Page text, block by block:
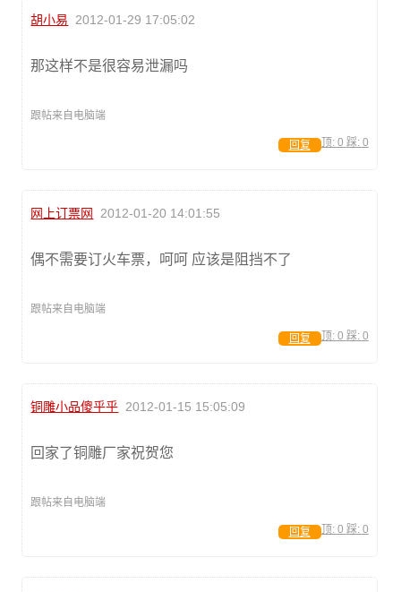
胡小易 2012-01-29 17:05:02
那这样不是很容易泄漏吗
跟帖来自电脑端
顶: 0 踩: 0
回复
网上订票网 2012-01-20 14:01:55
偶不需要订火车票，呵呵 应该是阻挡不了
跟帖来自电脑端
顶: 0 踩: 0
回复
铜雕小品傻乎乎 2012-01-15 15:05:09
回家了铜雕厂家祝贺您
跟帖来自电脑端
顶: 0 踩: 0
回复